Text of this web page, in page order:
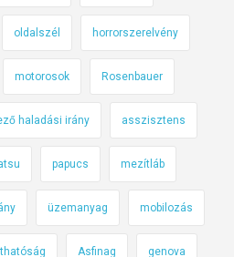
oldalszél horrorszerelvény
motorosok Rosenbauer
haladási irány asszisztens
papucs mezítláb
üzemanyag mobilozás
Asfinag genova